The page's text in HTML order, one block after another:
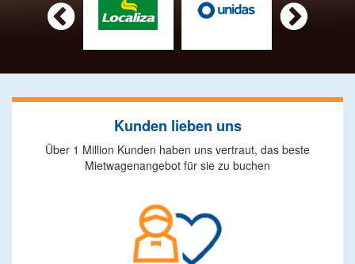
 
Kunden lieben uns
Über 1 Million Kunden haben uns vertraut, das beste
Mietwagenangebot für sie zu buchen